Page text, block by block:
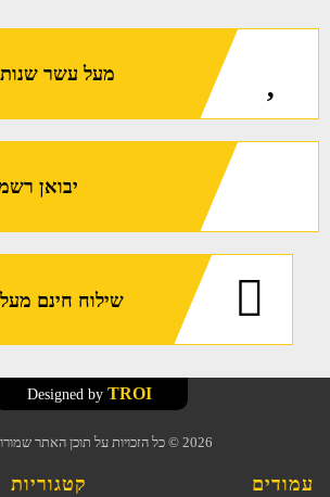
מעל עשר שנות
יבואן
שילוח חינם מעל 300 ₪
2026 © כל הזכויות על תוכן האתר
TROI
עמודים קטגוריות